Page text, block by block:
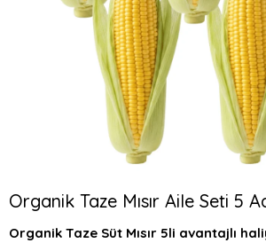
Organik Taze Mısır Aile Seti 5
Organik Taze Süt Mısır 5li avantajlı